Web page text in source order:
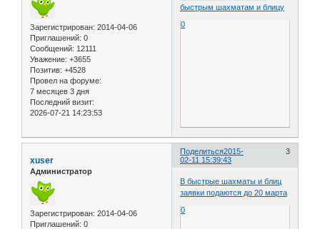
Зарегистрирован: 2014-04-06
Приглашений: 0
Сообщений: 12111
Уважение: +3655
Позитив: +4528
Провел на форуме:
7 месяцев 3 дня
Последний визит:
2026-07-21 14:23:53
быстрым шахматам и блицу
0
Поделиться 3
2015-
02-11 15:39:43
xuser
Администратор
Зарегистрирован: 2014-04-06
Приглашений: 0
В быстрые шахматы и блиц
заявки подаются до 20 марта
0